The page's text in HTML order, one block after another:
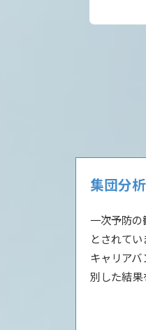
集団分
一次予防
とされてい
キャリア
別した結果